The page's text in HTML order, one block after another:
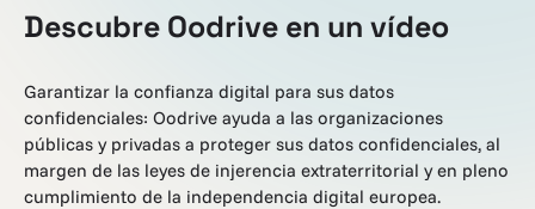
Descubre Oodrive en un vídeo
Garantizar la confianza digital para sus datos
confidenciales: Oodrive ayuda a las organizaciones
públicas y privadas a proteger sus datos confidenciales, al
margen de las leyes de injerencia extraterritorial y en pleno
cumplimiento de la independencia digital europea.